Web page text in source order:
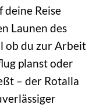
deine Reise
Launen des
ob du zur Arbeit
planst oder
– der Rotalla